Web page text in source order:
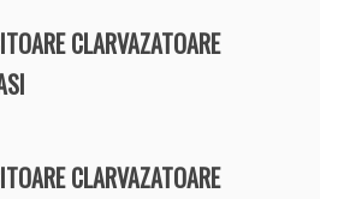
CLARVAZATOARE
CLARVAZATOARE